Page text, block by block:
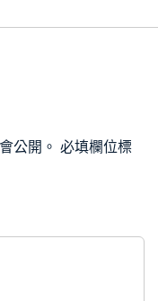
公開。 必填欄位標